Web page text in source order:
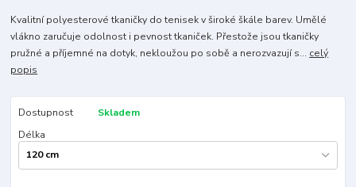
Kvalitní polyesterové tkaničky do tenisek v široké škále barev. Umělé
vlákno zaručuje odolnost i pevnost tkaniček. Přestože jsou tkaničky
pružné a příjemné na dotyk, nekloužou po sobě a nerozvazují s... celý
popis
Dostupnost
Skladem
Délka